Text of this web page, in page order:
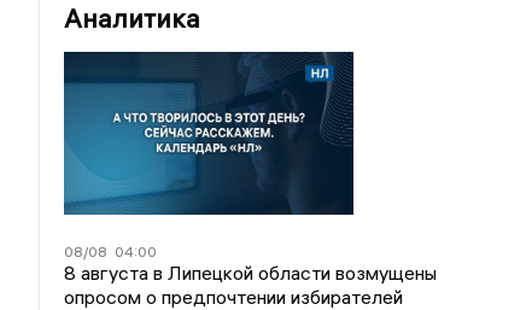
Аналитика
08/08 04:00
8 августа в Липецкой области возмущены
опросом о предпочтении избирателей